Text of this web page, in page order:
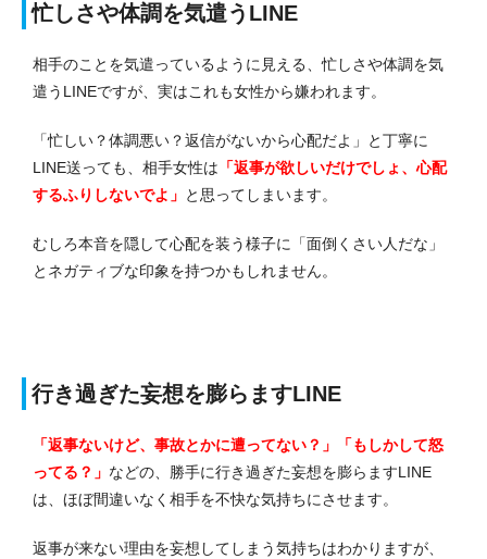
忙しさや体調を気遣うLINE
相手のことを気遣っているように見える、忙しさや体調を気
遣うLINEですが、実はこれも女性から嫌われます。
「忙しい？体調悪い？返信がないから心配だよ」と丁寧に
LINE送っても、相手女性は 「返事が欲しいだけでしょ、心配
するふりしないでよ」 と思ってしまいます。
むしろ本音を隠して心配を装う様子に「面倒くさい人だな」
とネガティブな印象を持つかもしれません。
行き過ぎた妄想を膨らますLINE
「返事ないけど、事故とかに遭ってない？」「もしかして怒
ってる？」 などの、勝手に行き過ぎた妄想を膨らますLINE
は、ほぼ間違いなく相手を不快な気持ちにさせます。
返事が来ない理由を妄想してしまう気持ちはわかりますが、